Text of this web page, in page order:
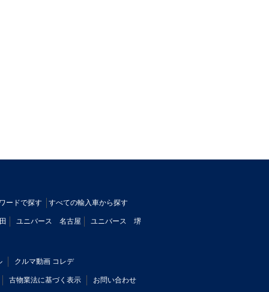
ードで探す すべての輸入車から探す
ユニバース 名古屋 ユニバース 堺
クルマ動画 コレデ
古物業法に基づく表示 お問い合わせ